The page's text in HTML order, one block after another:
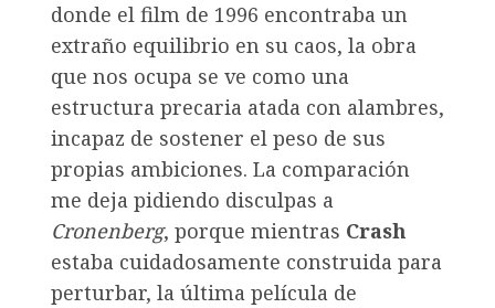
donde el film de 1996 encontraba un
extraño equilibrio en su caos, la obra
que nos ocupa se ve como una
estructura precaria atada con alambres,
incapaz de sostener el peso de sus
propias ambiciones. La comparación
me deja pidiendo disculpas a
Cronenberg, porque mientras Crash
estaba cuidadosamente construida para
perturbar, la última película de